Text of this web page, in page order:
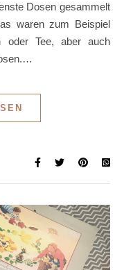
Dosen gesammelt
waren zum Beispiel
oder Tee, aber auch